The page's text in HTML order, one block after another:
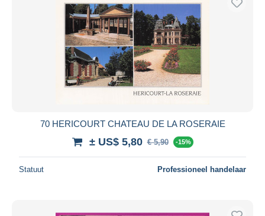
70 HERICOURT CHATEAU DE LA ROSERAIE
± US$ 5,80 € 5,90 -15%
Statuut Professioneel handelaar